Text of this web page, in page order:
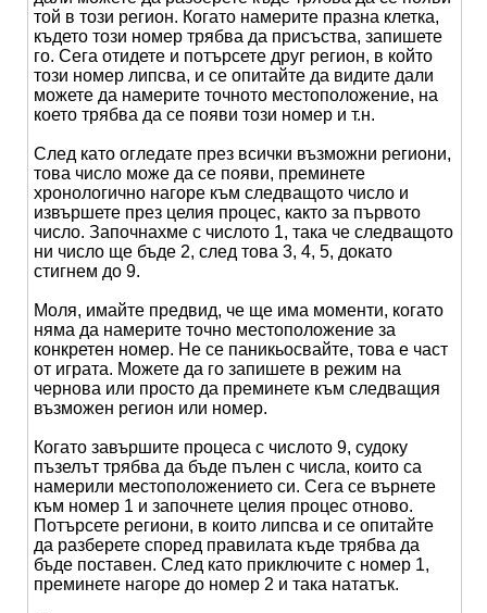
той в този регион. Когато намерите празна клетка,
където този номер трябва да присъства, запишете
го. Сега отидете и потърсете друг регион, в който
този номер липсва, и се опитайте да видите дали
можете да намерите точното местоположение, на
което трябва да се появи този номер и т.н.
След като огледате през всички възможни региони,
това число може да се появи, преминете
хронологично нагоре към следващото число и
извършете през целия процес, както за първото
число. Започнахме с числото 1, така че следващото
ни число ще бъде 2, след това 3, 4, 5, докато
стигнем до 9.
Моля, имайте предвид, че ще има моменти, когато
няма да намерите точно местоположение за
конкретен номер. Не се паникьосвайте, това е част
от играта. Можете да го запишете в режим на
чернова или просто да преминете към следващия
възможен регион или номер.
Когато завършите процеса с числото 9, судоку
пъзелът трябва да бъде пълен с числа, които са
намерили местоположението си. Сега се върнете
към номер 1 и започнете целия процес отново.
Потърсете региони, в които липсва и се опитайте
да разберете според правилата къде трябва да
бъде поставен. След като приключите с номер 1,
преминете нагоре до номер 2 и така нататък.